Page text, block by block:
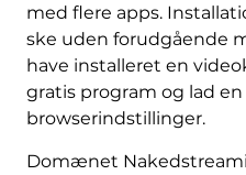
med flere apps.
ske uden forudgående
have installeret en
gratis program og lad
browserindstillinger.
Domænet